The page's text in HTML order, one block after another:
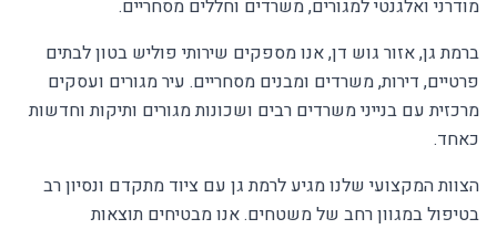
מודרני ואלגנטי למגורים, משרדים וחללים מסחריים.
ברמת גן, אזור גוש דן, אנו מספקים שירותי פוליש בטון לבתים
פרטיים, דירות, משרדים ומבנים מסחריים. עיר מגורים ועסקים
מרכזית עם בנייני משרדים רבים ושכונות מגורים ותיקות וחדשות
כאחד.
הצוות המקצועי שלנו מגיע לרמת גן עם ציוד מתקדם ונסיון רב
בטיפול במגוון רחב של משטחים. אנו מבטיחים תוצאות